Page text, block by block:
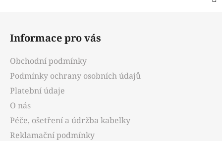
Informace pro vás
Obchodní podmínky
Podmínky ochrany osobních údajů
Platební údaje
O nás
Péče, ošetření a údržba kabelky
Reklamační podmínky